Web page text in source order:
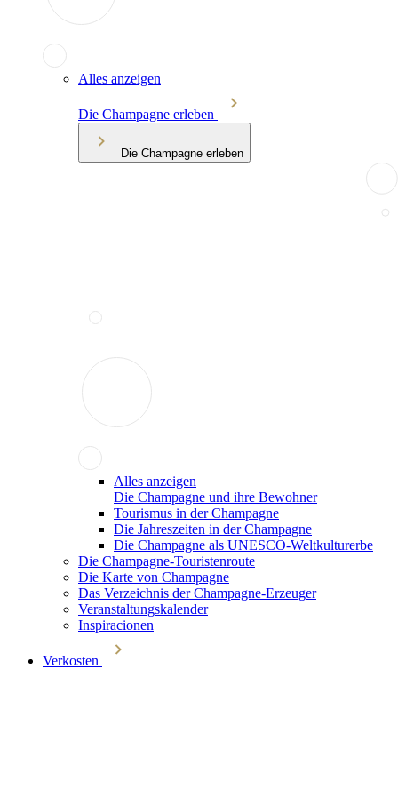
Alles anzeigen
Die Champagne erleben
Die Champagne erleben
Alles anzeigen
Die Champagne und ihre Bewohner
Tourismus in der Champagne
Die Jahreszeiten in der Champagne
Die Champagne als UNESCO-Weltkulturerbe
Die Champagne-Touristenroute
Die Karte von Champagne
Das Verzeichnis der Champagne-Erzeuger
Veranstaltungskalender
Inspiracionen
Verkosten